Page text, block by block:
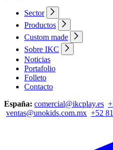
Sector
Productos
Custom made
Sobre IKC
Noticias
Portafolio
Folleto
Contacto
España: comercial@ikcplay.es
ventas@unokids.com.mx +52